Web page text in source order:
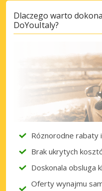
Dlaczego warto
DoYouItaly?
Róznorodne rabaty
Brak ukrytych
Doskonala obsluga
Oferty wynajmu